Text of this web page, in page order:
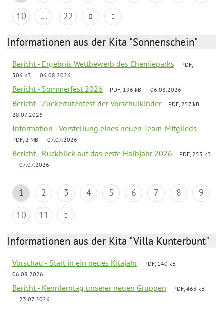
10
... 22
Informationen aus der Kita "Sonnenschein"
Bericht - Ergebnis Wettbewerb des Chemieparks
PDF,
506 kB
06.08.2026
Bericht - Sommerfest 2026 PDF, 196 kB 06.08.2026
Bericht - Zuckertütenfest der Vorschulkinder
PDF, 257 kB
28.07.2026
Information - Vorstellung eines neuen Team-Mitglieds
PDF, 2 MB 07.07.2026
Bericht - Rückblick auf das erste Halbjahr 2026
PDF, 255 kB
07.07.2026
1 2 3 4 5 6 7 8
9
10
11
Informationen aus der Kita "Villa Kunterbunt"
Vorschau - Start in ein neues Kitajahr
PDF, 140 kB
06.08.2026
Bericht - Kennlerntag unserer neuen Gruppen
PDF, 463 kB
23.07.2026